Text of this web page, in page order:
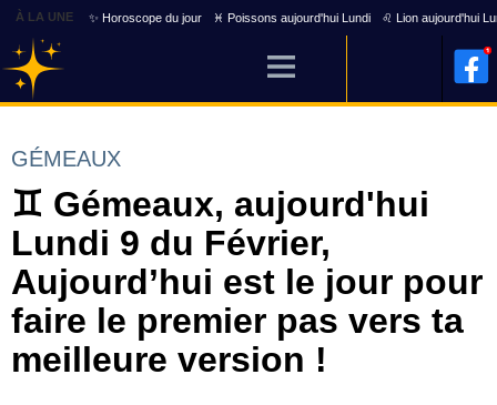
À LA UNE ✨ Horoscope du jour ♓ Poissons aujourd'hui Lundi ♌ Lion aujourd'hui
GÉMEAUX
♊ Gémeaux, aujourd'hui
Lundi 9 du Février,
Aujourd’hui est le jour pour
faire le premier pas vers ta
meilleure version !